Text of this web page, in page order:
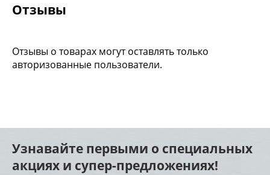
Отзывы
Отзывы о товарах могут оставлять только
авторизованные пользователи.
Узнавайте первыми о специальных
акциях и супер-предложениях!